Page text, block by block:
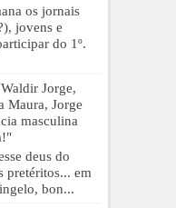
os jornais
jovens e
do 1º.
Jorge,
Maura, Jorge
masculina
deus do
pretéritos... em
bon...